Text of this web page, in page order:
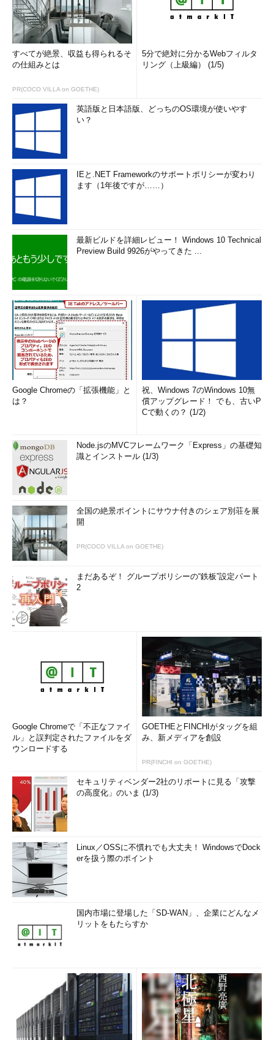
すべてが絶景、収益も得られるそ
の仕組みとは
PR(COCO VILLA on GOETHE)
5分で絶対に分かるWebフィルタ
リング（上級編） (1/5)
英語版と日本語版、どっちのOS環境が使いやす
い？
IEと.NET Frameworkのサポートポリシーが変わり
ます（1年後ですが……）
最新ビルドを詳細レビュー！ Windows 10 Technical
Preview Build 9926がやってきた ...
Google Chromeの「拡張機能」と
は？
祝、Windows 7のWindows 10無
償アップグレード！ でも、古いP
Cで動くの？ (1/2)
Node.jsのMVCフレームワーク「Express」の基礎知
識とインストール (1/3)
全国の絶景ポイントにサウナ付きのシェア別荘を展
開
PR(COCO VILLA on GOETHE)
まだあるぞ！ グループポリシーの“鉄板”設定パート
2
Google Chromeで「不正なファイ
ル」と誤判定されたファイルをダ
ウンロードする
GOETHEとFINCHIがタッグを組
み、新メディアを創設
PR(FINCHI on GOETHE)
セキュリティベンダー2社のリポートに見る「攻撃
の高度化」のいま (1/3)
Linux／OSSに不慣れでも大丈夫！ WindowsでDock
erを扱う際のポイント
国内市場に登場した「SD-WAN」、企業にどんなメ
リットをもたらすか